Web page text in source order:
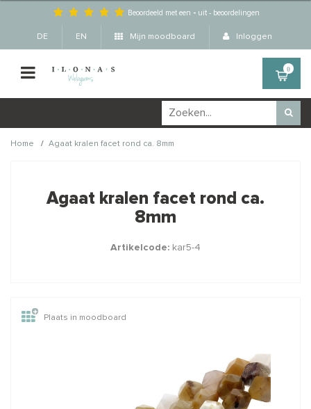
Beoordeeld met een - uit -beoordelingen
DE EN Mijn moodboard Inloggen
0
Home / Agaat kralen facet rond ca. 8mm
producten ook interessant
Onyx kralen facet rond
Agaat kralen facet rond ca.
8mm
Artikelcode: kar5-4
Plaats in moodboard